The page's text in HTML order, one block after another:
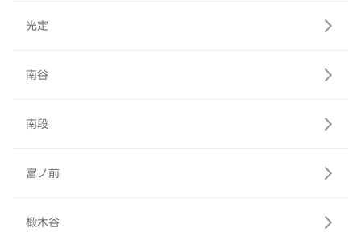
光定
南谷
南段
宮ノ前
椴木谷